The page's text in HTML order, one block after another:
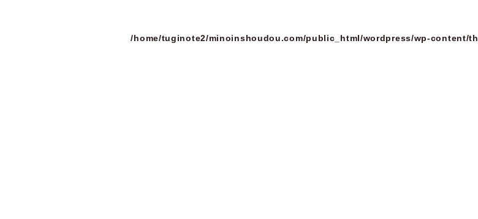
/home/tuginote2/minoinshoudou.com/public_html/wordpress/wp-content/